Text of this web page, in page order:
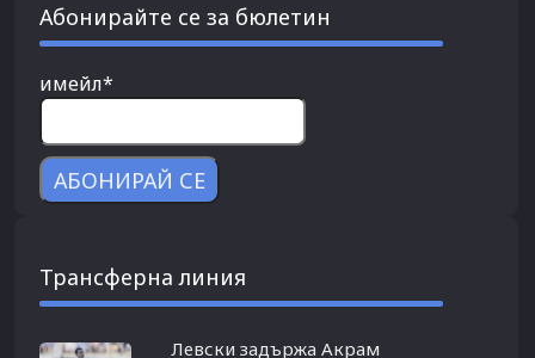
Абонирайте се за бюлетин
имейл*
Трансферна линия
Левски задържа Акрам